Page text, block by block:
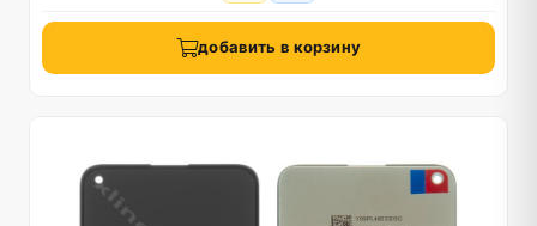
добавить в корзину